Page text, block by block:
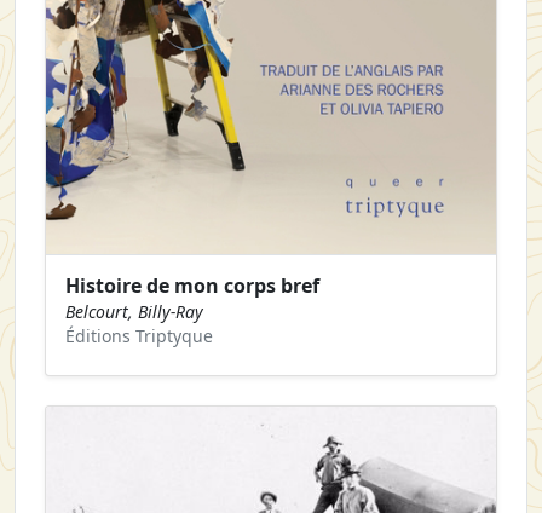
Histoire de mon corps bref
Belcourt, Billy-Ray
Éditions Triptyque